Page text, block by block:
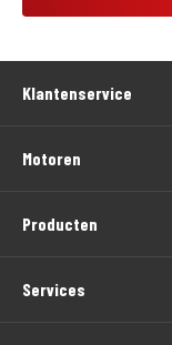
Klantenservice
Motoren
Producten
Services